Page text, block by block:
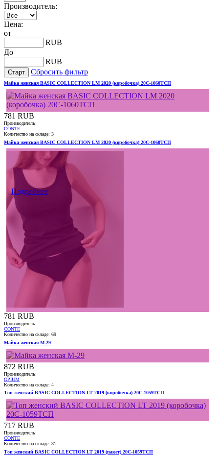
Производитель:
Цена:
от
RUB
До
RUB
Сбросить фильтр
Майка женская BASIC COLLECTION LM 2020 (коробочка) 20С-1060ТСП
781 RUB
Производитель:
CONTE
Количество на складе: 3
Майка женская BASIC COLLECTION LM 2020 (коробочка) 20С-1060ТСП
Подробнее
781 RUB
Производитель:
CONTE
Количество на складе: 69
Майка женская M-29
Подробнее
872 RUB
Производитель:
OPIUM
Количество на складе: 4
Топ женский BASIC COLLECTION LT 2019 (коробочка) 20С-1059ТСП
717 RUB
Производитель:
CONTE
Количество на складе: 31
Топ женский BASIC COLLECTION LT 2019 (пакет) 20С-1059ТСП
Подробнее
Подробнее